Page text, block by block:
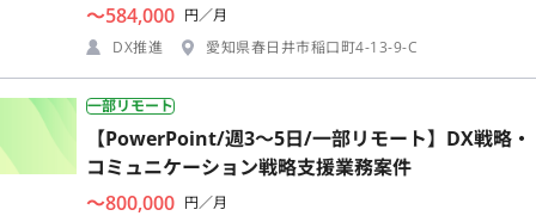
〜584,000 円／月
DX推進
愛知県春日井市稲口町4-13-9-C
一部リモート
【PowerPoint/週3〜5日/一部リモート】DX戦略・
コミュニケーション戦略支援業務案件
〜800,000 円／月